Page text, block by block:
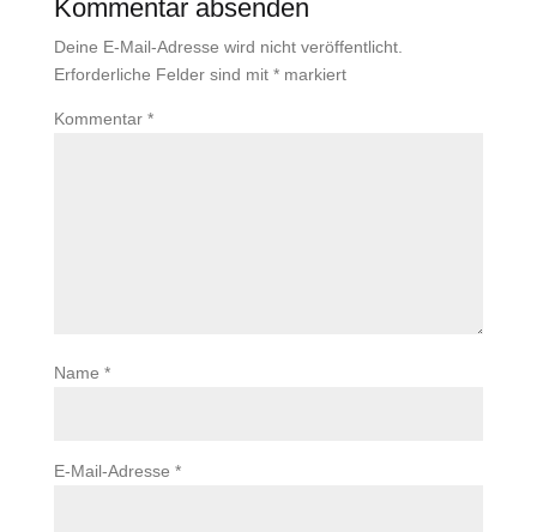
Kommentar absenden
Deine E-Mail-Adresse wird nicht veröffentlicht.
Erforderliche Felder sind mit *markiert
Kommentar *
Name *
E-Mail-Adresse *